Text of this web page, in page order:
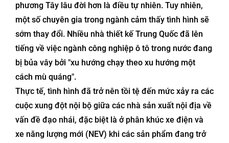
phương Tây lâu đời hơn là điều tự nhiên. Tuy nhiên,
một số chuyên gia trong ngành cảm thấy tình hình sẽ
sớm thay đổi. Nhiều nhà thiết kế Trung Quốc đã lên
tiếng về việc ngành công nghiệp ô tô trong nước đang
bị bủa vây bởi "xu hướng chạy theo xu hướng một
cách mù quáng".
Thực tế, tình hình đã trở nên tồi tệ đến mức xảy ra các
cuộc xung đột nội bộ giữa các nhà sản xuất nội địa về
vấn đề đạo nhái, đặc biệt là ở phân khúc xe điện và
xe năng lượng mới (NEV) khi các sản phẩm đang trở